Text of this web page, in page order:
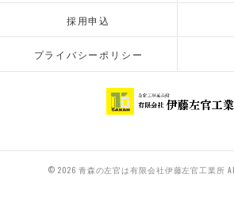
採用申込
プライバシーポリシー
© 2026 青森の左官は有限会社伊藤左官工業所 ALL